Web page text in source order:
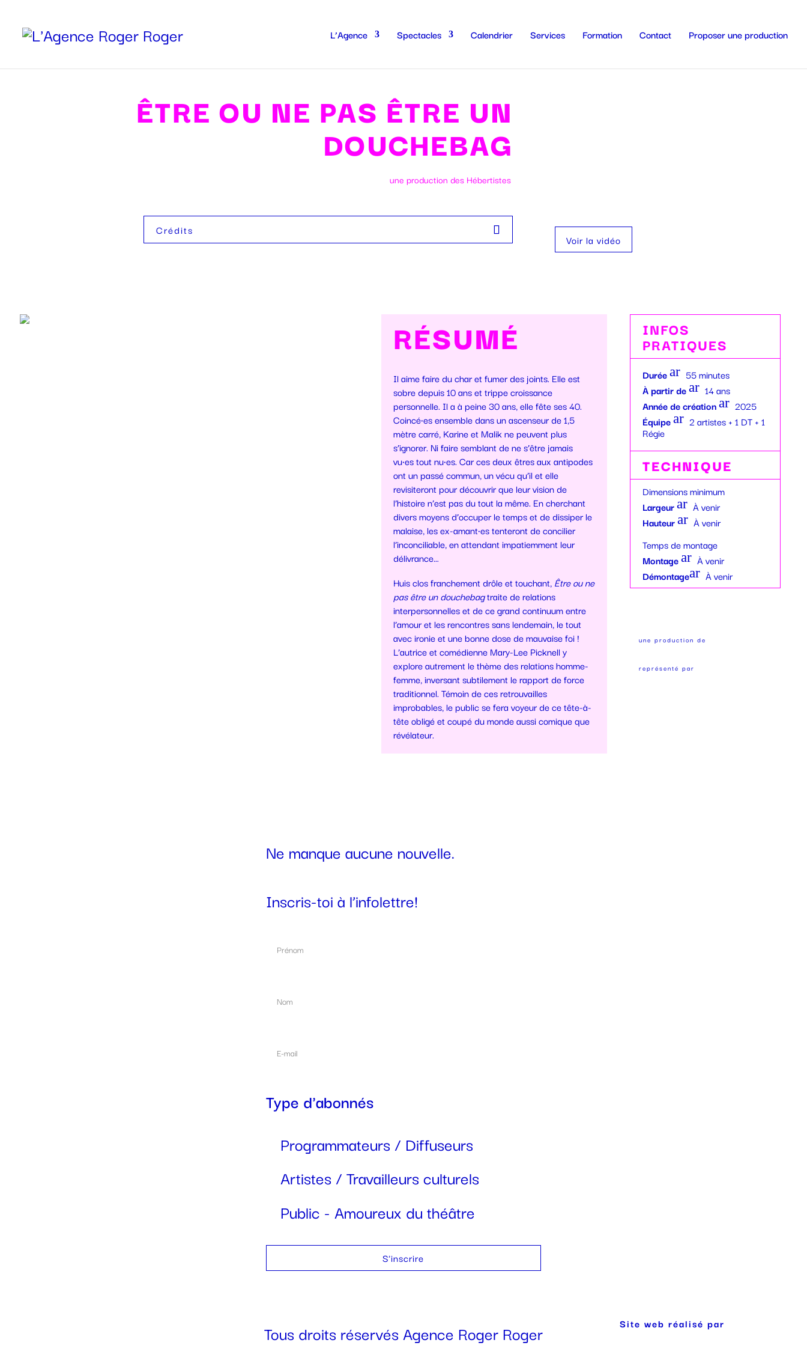
L’Agence Spectacles Calendrier Services Formation Contact Proposer une production
ÊTRE OU NE PAS ÊTRE UN
DOUCHEBAG
une production des Hébertistes
Crédits
Voir la vidéo
RÉSUMÉ
Il aime faire du char et fumer des joints. Elle est
sobre depuis 10 ans et trippe croissance
personnelle. Il a à peine 30 ans, elle fête ses 40.
Coincé·es ensemble dans un ascenseur de 1,5
mètre carré, Karine et Malik ne peuvent plus
s’ignorer. Ni faire semblant de ne s’être jamais
vu·es tout nu·es. Car ces deux êtres aux antipodes
ont un passé commun, un vécu qu’il et elle
revisiteront pour découvrir que leur vision de
l’histoire n’est pas du tout la même. En cherchant
divers moyens d’occuper le temps et de dissiper le
malaise, les ex-amant·es tenteront de concilier
l’inconciliable, en attendant impatiemment leur
délivrance…
Huis clos franchement drôle et touchant, Être ou ne
pas être un douchebagtraite de relations
interpersonnelles et de ce grand continuum entre
l’amour et les rencontres sans lendemain, le tout
avec ironie et une bonne dose de mauvaise foi !
L’autrice et comédienne Mary-Lee Picknell y
explore autrement le thème des relations homme-
femme, inversant subtilement le rapport de force
traditionnel. Témoin de ces retrouvailles
improbables, le public se fera voyeur de ce tête-à-
tête obligé et coupé du monde aussi comique que
révélateur.
INFOS
PRATIQUES
Duréear
ro
w
_r
ig
ic
o
n
55 minutes
À partir dear
ro
w
_r
ic
o
n
14 ans
Année de créationar
ro
w
ig
ht
o
2025
Équipear
_r
ig
ht
ic
o
2 artistes + 1 DT + 1
Régie
TECHNIQUE
Dimensions minimum
Largeurar
ro
_r
ig
ht
ic
À venir
Hauteurar
w
_r
ig
ht
À venir
Temps de montage
Montagear
ro
w
ic
n
À venir
Démontagear
ro
ht
o
À venir
une production de
représenté par
Ne manque aucune nouvelle.
Inscris-toi à l’infolettre!
Type d'abonnés
Programmateurs / Diffuseurs
Artistes / Travailleurs culturels
Public - Amoureux du théâtre
S'inscrire
Tous droits réservés Agence Roger Roger Site web réalisé par